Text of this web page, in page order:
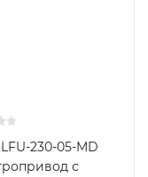
230-05-MD
с